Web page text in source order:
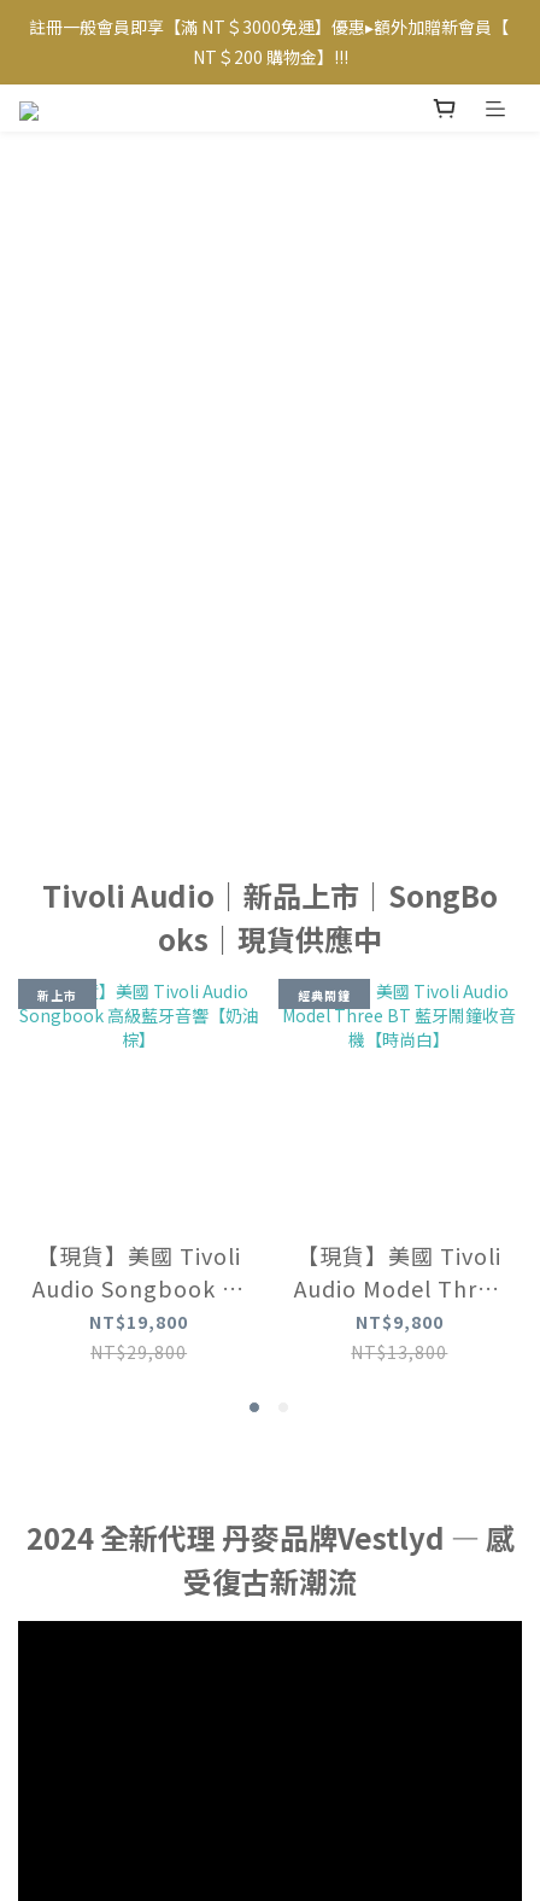
【專屬VIP折扣】已上線~ 請至【帳戶】查看相應優惠及等級
註冊一般會員即享【滿 NT＄3000免運】優惠▸額外加贈新會員【
NT＄200 購物金】!!!
【專屬VIP折扣】已上線~ 請至【帳戶】查看相應優惠及等級
Tivoli Audio｜新品上市｜SongBo
oks｜現貨供應中
新上市
【現貨】美國 Tivoli
Audio Songbook 高
級藍牙音響【奶油
棕】
NT$19,800
NT$29,800
經典鬧鐘
【現貨】美國 Tivoli
Audio Model Three
BT 藍牙鬧鐘收音機
【時尚白】
NT$9,800
NT$13,800
2024 全新代理 丹麥品牌Vestlyd — 感
受復古新潮流